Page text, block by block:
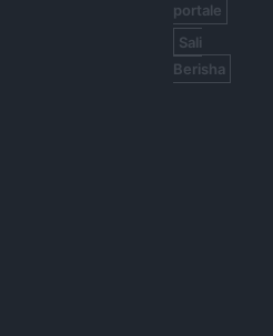
portale
Sali
Berisha